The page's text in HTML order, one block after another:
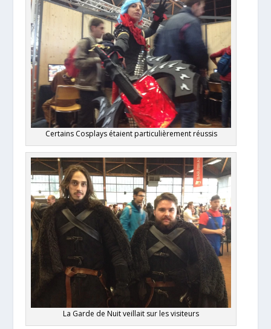
Certains Cosplays étaient particulièrement réussis
La Garde de Nuit veillait sur les visiteurs